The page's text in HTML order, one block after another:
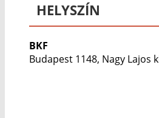
HELYSZÍN
BKF
Budapest 1148, Nagy Lajos